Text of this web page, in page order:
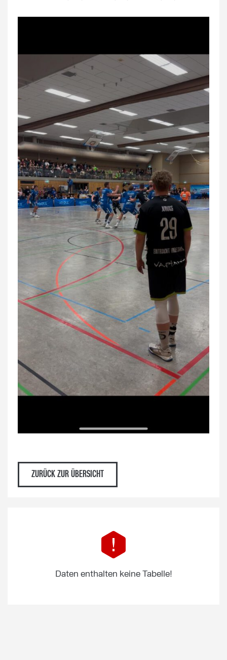
ZURÜCK ZUR ÜBERSICHT
Daten enthalten keine Tabelle!